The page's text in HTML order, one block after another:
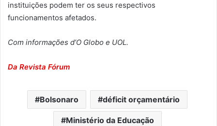
instituições podem ter os seus respectivos
funcionamentos afetados.
Com informações d’O Globo e UOL.
Da Revista Fórum
Bolsonaro déficit orçamentário
Ministério da Educação